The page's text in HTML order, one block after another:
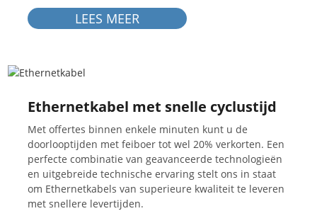
LEES MEER
Ethernetkabel met snelle cyclustijd
Met offertes binnen enkele minuten kunt u de
doorlooptijden met feiboer tot wel 20% verkorten. Een
perfecte combinatie van geavanceerde technologieën
en uitgebreide technische ervaring stelt ons in staat
om Ethernetkabels van superieure kwaliteit te leveren
met snellere levertijden.